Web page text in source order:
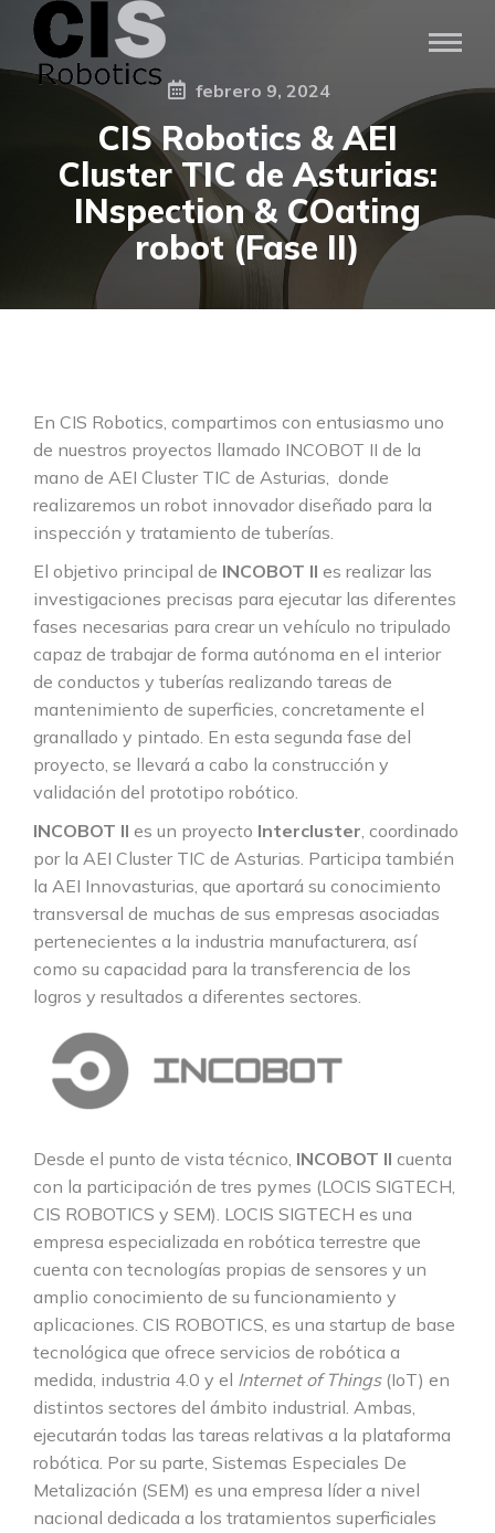
febrero 9, 2024
CIS Robotics & AEI
Cluster TIC de Asturias:
INspection & COating
robot (Fase II)
En CIS Robotics, compartimos con entusiasmo uno
de nuestros proyectos llamado INCOBOT II de la
mano de AEI Cluster TIC de Asturias, donde
realizaremos un robot innovador diseñado para la
inspección y tratamiento de tuberías.
El objetivo principal de INCOBOT II es realizar las
investigaciones precisas para ejecutar las diferentes
fases necesarias para crear un vehículo no tripulado
capaz de trabajar de forma autónoma en el interior
de conductos y tuberías realizando tareas de
mantenimiento de superficies, concretamente el
granallado y pintado. En esta segunda fase del
proyecto, se llevará a cabo la construcción y
validación del prototipo robótico.
INCOBOT II es un proyecto Intercluster, coordinado
por la AEI Cluster TIC de Asturias. Participa también
la AEI Innovasturias, que aportará su conocimiento
transversal de muchas de sus empresas asociadas
pertenecientes a la industria manufacturera, así
como su capacidad para la transferencia de los
logros y resultados a diferentes sectores.
Desde el punto de vista técnico, INCOBOT II cuenta
con la participación de tres pymes (LOCIS SIGTECH,
CIS ROBOTICS y SEM). LOCIS SIGTECH es una
empresa especializada en robótica terrestre que
cuenta con tecnologías propias de sensores y un
amplio conocimiento de su funcionamiento y
aplicaciones. CIS ROBOTICS, es una startup de base
tecnológica que ofrece servicios de robótica a
medida, industria 4.0 y el Internet of Things(IoT) en
distintos sectores del ámbito industrial. Ambas,
ejecutarán todas las tareas relativas a la plataforma
robótica. Por su parte, Sistemas Especiales De
Metalización (SEM) es una empresa líder a nivel
nacional dedicada a los tratamientos superficiales